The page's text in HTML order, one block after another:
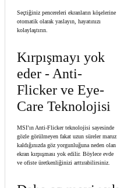
Seçtiğiniz pencereleri ekranların köşelerine
otomatik olarak yaslayın, hayatınızı
kolaylaştırın.
Kırpışmayı yok
eder - Anti-
Flicker ve Eye-
Care Teknolojisi
MSI’ın Anti-Flicker teknolojisi sayesinde
gözle görülmeyen fakat uzun süreler maruz
kaldığınızda göz yorgunluğuna neden olan
ekran kırpışması yok edilir. Böylece evde
ve ofiste üretkenliğinizi arttırabilirsiniz.